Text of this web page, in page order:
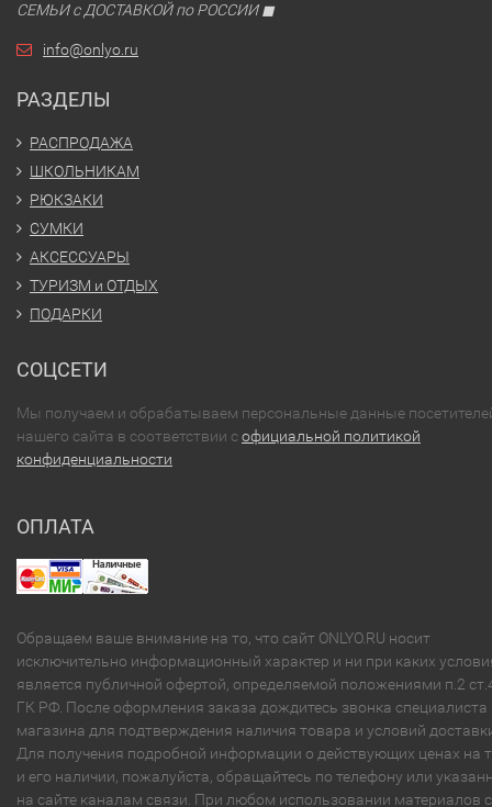
СЕМЬИ с ДОСТАВКОЙ по РОССИИ ◼
info@onlyo.ru
РАЗДЕЛЫ
РАСПРОДАЖА
ШКОЛЬНИКАМ
РЮКЗАКИ
СУМКИ
АКСЕССУАРЫ
ТУРИЗМ и ОТДЫХ
ПОДАРКИ
СОЦСЕТИ
Мы получаем и обрабатываем персональные данные
нашего сайта в соответствии софициальной политикой
конфиденциальности
ОПЛАТА
Обращаем ваше внимание на то, что сайт ONLYO.RU носит
исключительно информационный характер и ни при каких
является публичной офертой, определяемой положениями п.2
ГК РФ. После оформления заказа дождитесь звонка специалиста
магазина для подтверждения наличия товара и условий
Для получения подробной информации о действующих ценах на
и его наличии, пожалуйста, обращайтесь по телефону или
на сайте каналам связи. При любом использовании материалов с